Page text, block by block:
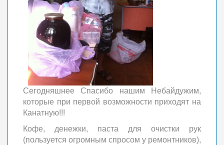
Сегодняшнее Спасибо нашим Небайдужим,
которые при первой возможности приходят на
Канатную!!!
Кофе, денежки, паста для очистки рук
(пользуется огромным спросом у ремонтников),